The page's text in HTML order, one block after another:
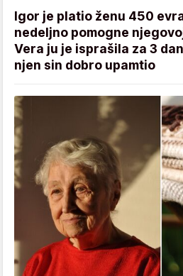
Igor je platio ženu 450
nedeljno pomogne
Vera ju je isprašila za 3
njen sin dobro upamtio